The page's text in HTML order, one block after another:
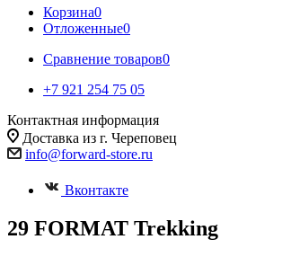
Корзина0
Отложенные0
Сравнение товаров0
+7 921 254 75 05
Контактная информация
Доставка из г. Череповец
info@forward-store.ru
Вконтакте
29 FORMAT Trekking